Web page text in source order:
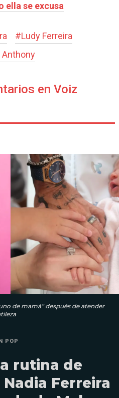
ella se excusa
#Ludy Ferreira
Anthony
en Voiz
de mamá” después de atender
POP
rutina de
Ferreira